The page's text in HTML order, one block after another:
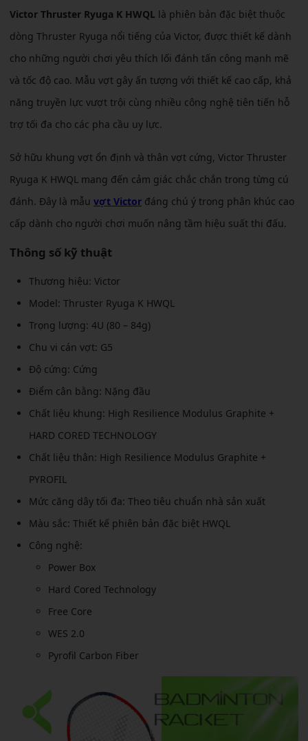
Victor Thruster Ryuga K HWQL là phiên bản đặc biệt thuộc
dòng Thruster Ryuga nổi tiếng của Victor, được thiết kế dành
cho những người chơi yêu thích lối đánh tấn công mạnh mẽ
và tốc độ cao. Mẫu vợt gây ấn tượng với thiết kế cao cấp, khả
năng truyền lực vượt trội cùng nhiều công nghệ tiên tiến hỗ
trợ tối đa cho các pha cầu uy lực.
Sở hữu khung vợt ổn định và thân vợt cứng, Victor Thruster
Ryuga K HWQL mang đến cảm giác chắc chắn trong từng cú
đánh. Đây là mẫu vợt Victor đáng chú ý trong phân khúc cao
cấp dành cho người chơi muốn nâng tầm hiệu suất thi đấu.
Thông số kỹ thuật
Thương hiệu: Victor
Model: Thruster Ryuga K HWQL
Trọng lượng: 4U (80 – 84g)
Chu vi cán vợt: G5
Độ cứng: Cứng
Điểm cân bằng: Nặng đầu
Chất liệu khung: High Resilience Modulus Graphite +
HARD CORED TECHNOLOGY
Chất liệu thân: High Resilience Modulus Graphite +
PYROFIL
Mức căng dây tối đa: Theo tiêu chuẩn nhà sản xuất
Màu sắc: Thiết kế phiên bản đặc biệt HWQL
Công nghệ:
Power Box
Hard Cored Technology
Free Core
WES 2.0
Pyrofil Carbon Fiber